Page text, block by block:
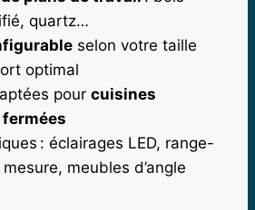
quartz…
selon votre taille
optimal
pour cuisines
: éclairages LED, range-
meubles d’angle